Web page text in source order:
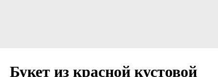
Букет из красной кустовой